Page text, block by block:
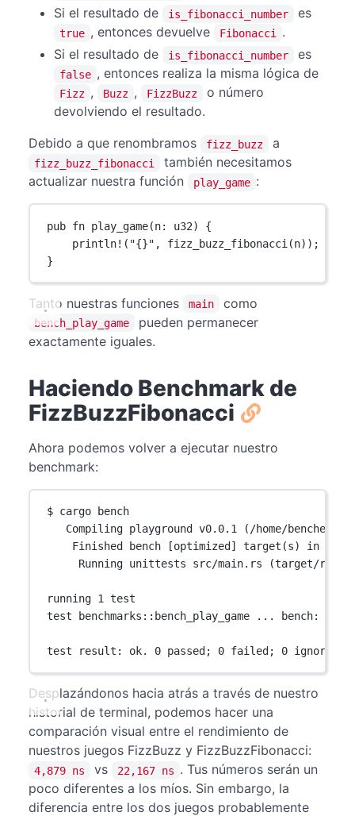
Si el resultado de
is_fibonacci_number es
true , entonces devuelve Fibonacci
.
Si el resultado de
is_fibonacci_number es
false , entonces realiza la misma lógica de
Fizz , Buzz , FizzBuzz
o número
devolviendo el resultado.
Debido a que renombramos
fizz_buzz a
fizz_buzz_fibonacci
también necesitamos
actualizar nuestra función
play_game :
pub fn play_game(n: u32) {
println! ( "{}" , fizz_buzz_fibonacci (n));
}
Tanto nuestras funciones main como
bench_play_game
pueden permanecer
exactamente iguales.
Haciendo Benchmark de
FizzBuzzFibonacci
Ahora podemos volver a ejecutar nuestro
benchmark:
$ cargo bench
Compiling playground v0.0.1 (/home/bencher)
Finished bench [optimized] target(s) in
Running unittests src/main.rs (target/
running 1 test
test benchmarks::bench_play_game ... bench:
test result: ok. 0 passed; 0 failed; 0 ignored;
Desplazándonos hacia atrás a través de nuestro
historial de terminal, podemos hacer una
comparación visual entre el rendimiento de
nuestros juegos FizzBuzz y FizzBuzzFibonacci:
4,879 ns vs 22,167 ns . Tus números serán un
poco diferentes a los míos. Sin embargo, la
diferencia entre los dos juegos probablemente